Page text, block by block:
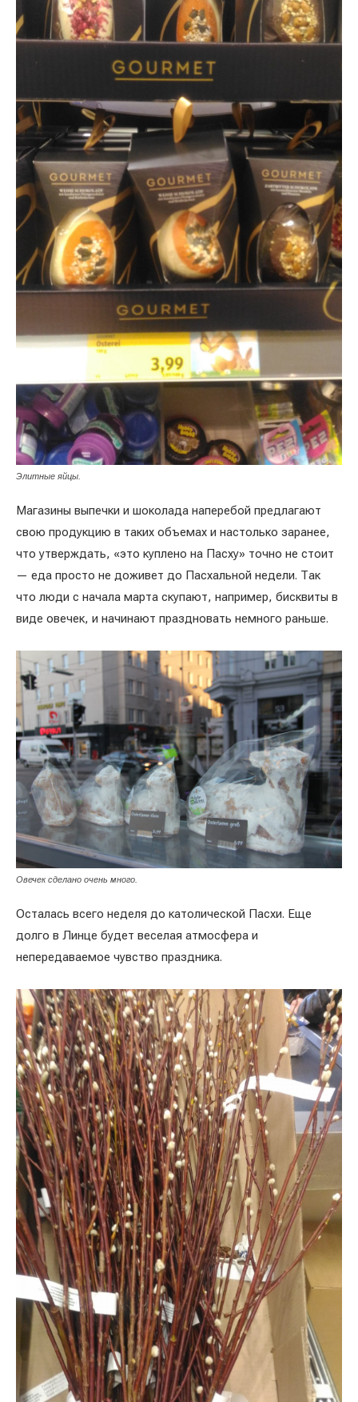
Элитные яйцы.
Магазины выпечки и шоколада наперебой предлагают
свою продукцию в таких объемах и настолько заранее,
что утверждать, «это куплено на Пасху» точно не стоит
— еда просто не доживет до Пасхальной недели. Так
что люди с начала марта скупают, например, бисквиты в
виде овечек, и начинают праздновать немного раньше.
Овечек сделано очень много.
Осталась всего неделя до католической Пасхи. Еще
долго в Линце будет веселая атмосфера и
непередаваемое чувство праздника.